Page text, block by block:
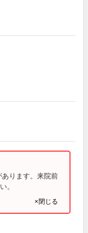
ります。来院前
。
×閉じる